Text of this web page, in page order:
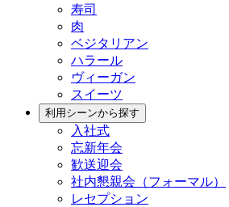
寿司
肉
ベジタリアン
ハラール
ヴィーガン
スイーツ
利用シーンから探す
入社式
忘新年会
歓送迎会
社内懇親会（フォーマル）
レセプション